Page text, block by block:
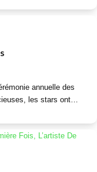
annuelle des
les stars ont…